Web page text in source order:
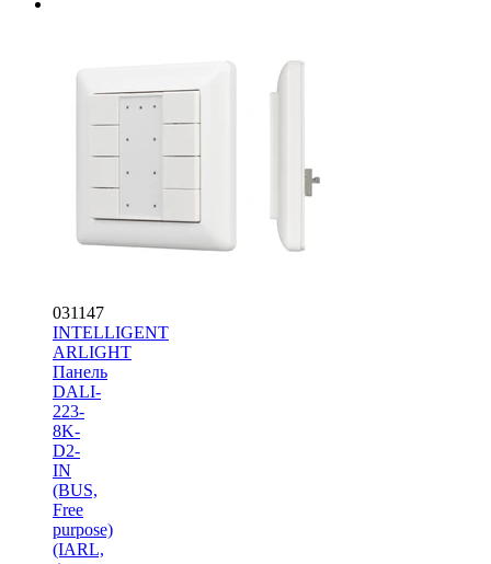
031147
INTELLIGENT
ARLIGHT
Панель
DALI-
223-
8K-
D2-
IN
(BUS,
Free
purpose)
(IARL,